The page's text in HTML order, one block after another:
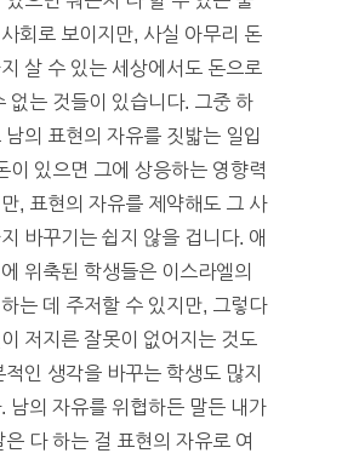
회로 보이지만, 사실 아무리 돈
살 수 있는 세상에서도 돈으로
없는 것들이 있습니다. 그중 하
남의 표현의 자유를 짓밟는 일입
이 있으면 그에 상응하는 영향력
, 표현의 자유를 제약해도 그 사
바꾸기는 쉽지 않을 겁니다. 애
위축된 학생들은 이스라엘의
는 데 주저할 수 있지만, 그렇다
저지른 잘못이 없어지는 것도
인 생각을 바꾸는 학생도 많지
남의 자유를 위협하든 말든 내가
은 다 하는 걸 표현의 자유로 여